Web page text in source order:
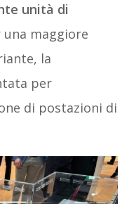
unità di
una maggiore
la
per
di postazioni di